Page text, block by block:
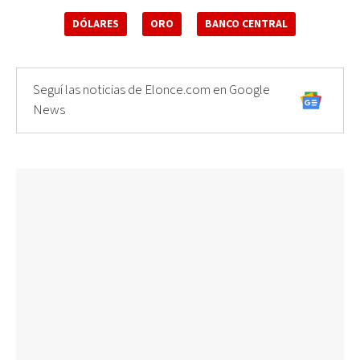
DÓLARES ORO BANCO CENTRAL
Seguí las noticias de Elonce.com en Google
News